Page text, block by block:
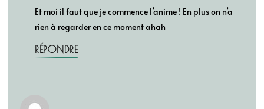
Et moi il faut que je commence l’anime ! En plus on n’a
rien à regarder en ce moment ahah
RÉPONDRE